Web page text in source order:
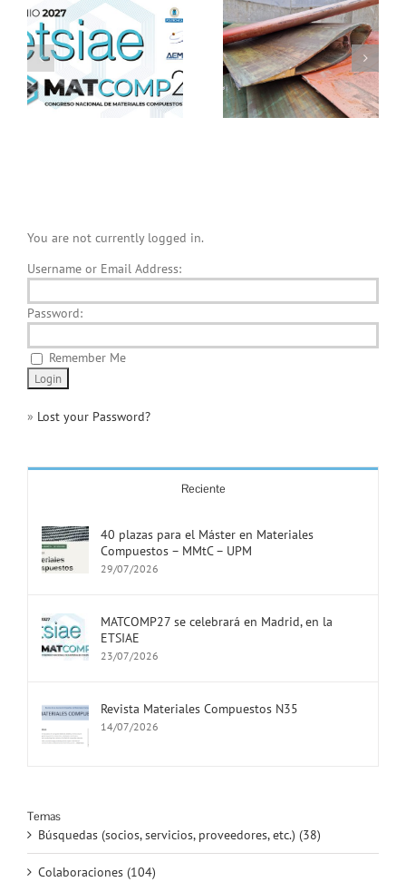
REWIND demuestra el
potencial de las palas
eólicas retiradas como
nuevos recursos
industriales
AEMAC se reúne con
sus asociados en
Expoquimia y Equiplast
You are not currently logged in.
Username or Email Address:
Password:
Remember Me
» Lost your Password?
Reciente
40 plazas para el Máster en Materiales
Compuestos – MMtC – UPM
29/07/2026
MATCOMP27 se celebrará en Madrid, en la
ETSIAE
23/07/2026
Revista Materiales Compuestos N35
14/07/2026
Temas
Búsquedas (socios, servicios, proveedores, etc.) (38)
Colaboraciones (104)